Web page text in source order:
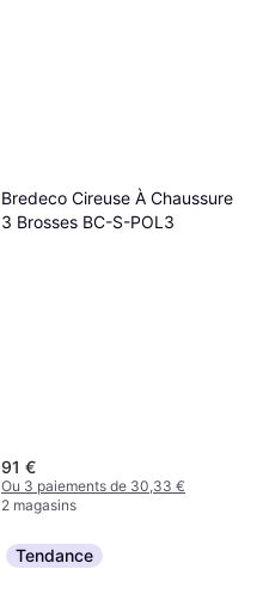
Bredeco Cireuse À Chaussure
3 Brosses BC-S-POL3
91 €
Ou 3 paiements de 30,33 €
2 magasins
Tendance